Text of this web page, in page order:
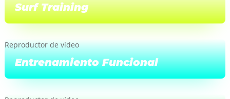
Media error: Format(s) not supported or source(s) not found
Descargar archivo: https://drysurftraining.com/wp-
content/uploads/2022/08/introdry-1.mp4
Surf Training
Reproductor de vídeo
Entrenamiento Funcional